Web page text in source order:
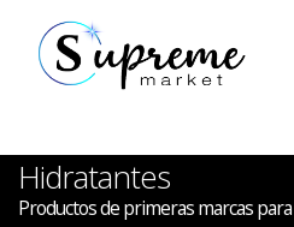
Hidratantes
Productos de primeras marcas